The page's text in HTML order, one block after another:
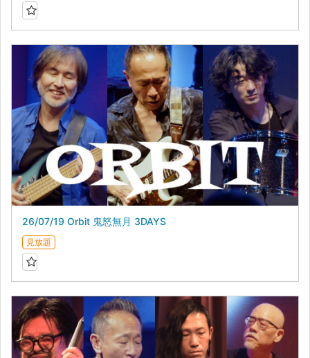
26/07/19 Orbit 鬼怒無月 3DAYS
見放題